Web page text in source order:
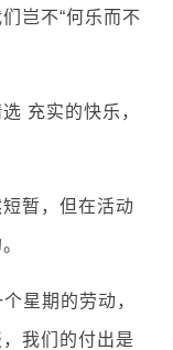
岂不“何乐而不
充实的快乐，
暂，但在活动
星期的劳动，
我们的付出是